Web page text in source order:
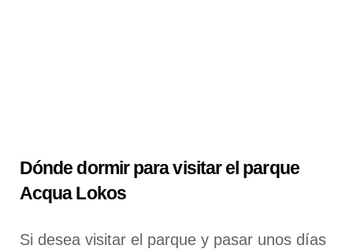
Dónde dormir para visitar el parque
Acqua Lokos
Si desea visitar el parque y pasar unos días